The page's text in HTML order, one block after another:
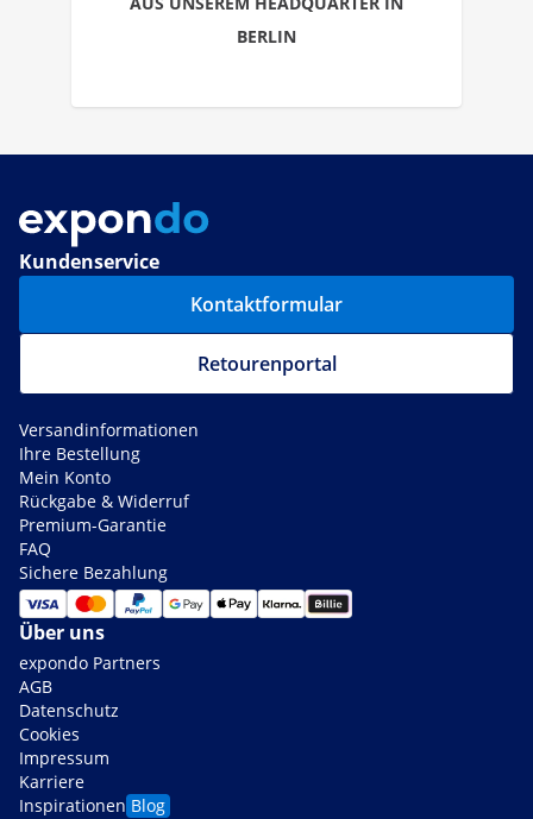
BERLIN
Kundenservice
Kontaktformular
Retourenportal
Versandinformationen
Ihre Bestellung
Mein Konto
Rückgabe & Widerruf
Premium-Garantie
FAQ
Sichere Bezahlung
Über uns
expondo Partners
AGB
Datenschutz
Cookies
Impressum
Karriere
Inspirationen Blog